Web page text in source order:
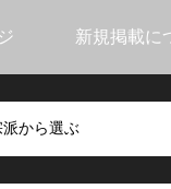
新規掲載に
派から選ぶ